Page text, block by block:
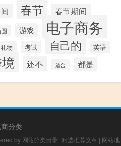
春节 春节期间
游戏 电子商务
礼物 考试 自己的 英语
还不 适合 都是
商分类
by 网站分类目录 | 精选推荐文章 | 网站地